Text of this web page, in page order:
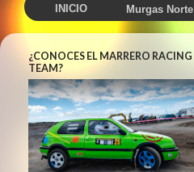
INICIO Murgas Norte
¿CONOCES EL MARRERO RACING
TEAM?